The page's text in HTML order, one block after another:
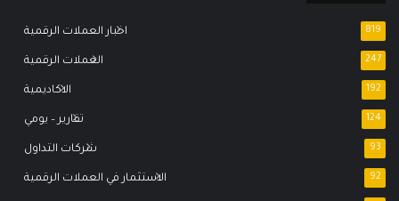
اخبار العملات الرقمية 819
العملات الرقمية 247
الاكاديمية 192
تقارير – يومي 124
شركات التداول 93
الاستثمار في العملات الرقمية 92